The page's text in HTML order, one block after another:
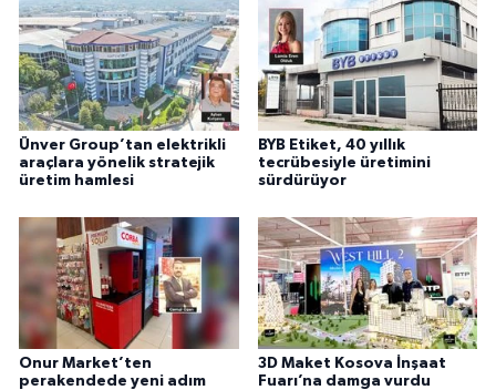
Ünver Group’tan elektrikli
araçlara yönelik stratejik
üretim hamlesi
BYB Etiket, 40 yıllık
tecrübesiyle üretimini
sürdürüyor
Onur Market’ten
perakendede yeni adım
3D Maket Kosova İnşaat
Fuarı’na damga vurdu